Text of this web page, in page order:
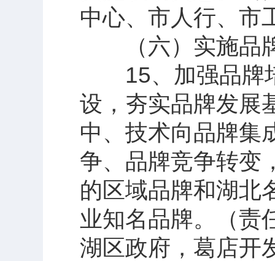
中心、市人行、市
（六）实施品
15、加强品牌培
设，夯实品牌发展
中、技术向品牌集
争、品牌竞争转变
的区域品牌和湖北
业知名品牌。（责
湖区政府，葛店开